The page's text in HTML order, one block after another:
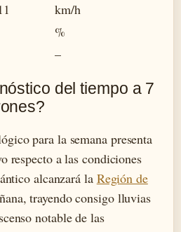
km/h
%
–
del tiempo a 7
para la semana presenta
respecto a las condiciones
alcanzará la Región de
trayendo consigo lluvias
notable de las